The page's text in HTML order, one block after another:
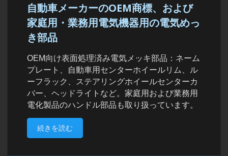
自動車メーカーのOEM商標、および
家庭用・業務用電気機器用の電気めっ
き部品
OEM向け表面処理済み電気メッキ部品：ネーム
プレート、自動車用センターホイールリム、ル
ーフラック、ステアリングホイールセンターカ
バー、ヘッドライトなど。家庭用および業務用
電化製品のハンドル部品も取り扱っています。
続きを読む